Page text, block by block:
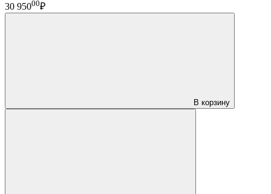
30 95000₽
В корзину